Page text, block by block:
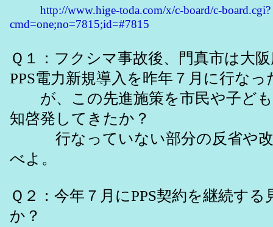
http://www.hige-toda.com/x/c-board/c-board.cgi?
cmd=one;no=7815;id=#7815
Ｑ１：フクシマ事故後、門真市は大
PPS電力新規導入を昨年７月に行なっ
が、この先進施策を市民や子ども
知啓発してきたか？
行なっていない部分の反省や改
べよ。
Ｑ２：今年７月にPPS契約を継続す
か？